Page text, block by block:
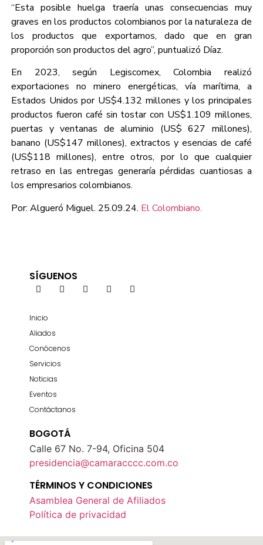
“Esta posible huelga traería unas consecuencias muy
graves en los productos colombianos por la naturaleza de
los productos que exportamos, dado que en gran
proporción son productos del agro”, puntualizó Díaz.
En 2023, según Legiscomex, Colombia realizó
exportaciones no minero energéticas, vía marítima, a
Estados Unidos por US$4.132 millones y los principales
productos fueron café sin tostar con US$1.109 millones,
puertas y ventanas de aluminio (US$ 627 millones),
banano (US$147 millones), extractos y esencias de café
(US$118 millones), entre otros, por lo que cualquier
retraso en las entregas generaría pérdidas cuantiosas a
los empresarios colombianos.
Por: Algueró Miguel. 25.09.24. El Colombiano.
SÍGUENOS
Inicio
Aliados
Conócenos
Servicios
Noticias
Eventos
Contáctanos
BOGOTÁ
Calle 67 No. 7-94, Oficina 504
presidencia@camaracccc.com.co
TÉRMINOS Y CONDICIONES
Asamblea General de Afiliados
Política de privacidad